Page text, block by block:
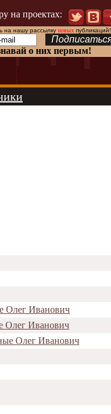
на проектах:
на нашу рассылку новыхпубликаций!
о них первым!
Олег Иванович
Олег Иванович
Олег Иванович